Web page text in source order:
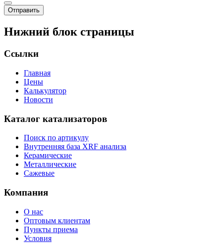
Отправить
Нижний блок страницы
Ссылки
Главная
Цены
Калькулятор
Новости
Каталог катализаторов
Поиск по артикулу
Внутренняя база XRF анализа
Керамические
Металлические
Сажевые
Компания
О нас
Оптовым клиентам
Пункты приема
Условия